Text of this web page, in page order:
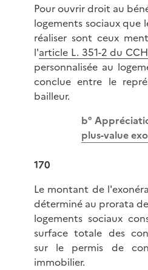
Pour ouvrir droit au
logements sociaux que
réaliser sont ceux
l'article L. 351-2 du CCH
personnalisée au
conclue entre le
bailleur.
b°
plus-value
170
Le montant de
déterminé au prorata
logements sociaux
surface totale des
sur le permis de
immobilier.